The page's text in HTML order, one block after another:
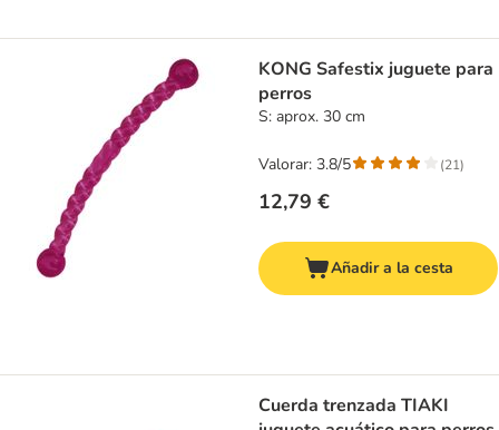
KONG Safestix juguete para
perros
S: aprox. 30 cm
12,79 €
Valorar: 3.8/5 (21)
Añadir a la cesta
Cuerda trenzada TIAKI